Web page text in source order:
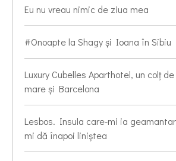
Eu nu vreau nimic de ziua mea
#Onoapte la Shagy și Ioana în Sibiu
Luxury Cubelles Aparthotel, un colț
mare și Barcelona
Lesbos. Insula care-mi ia
mi dă înapoi liniștea